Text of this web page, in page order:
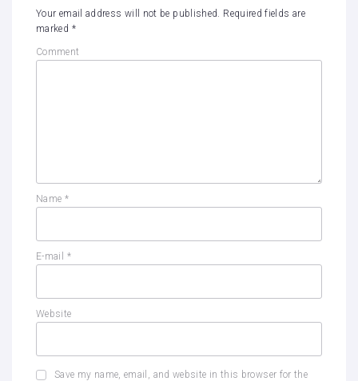
Your email address will not be published. Required fields are
marked *
Comment
Name *
E-mail *
Website
Save my name, email, and website in this browser for the